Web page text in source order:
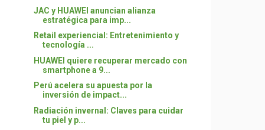
JAC y HUAWEI anuncian alianza
estratégica para imp...
Retail experiencial: Entretenimiento y
tecnología ...
HUAWEI quiere recuperar mercado con
smartphone a 9...
Perú acelera su apuesta por la
inversión de impact...
Radiación invernal: Claves para cuidar
tu piel y p...